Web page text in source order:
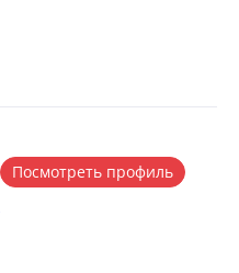
Посмотреть профиль